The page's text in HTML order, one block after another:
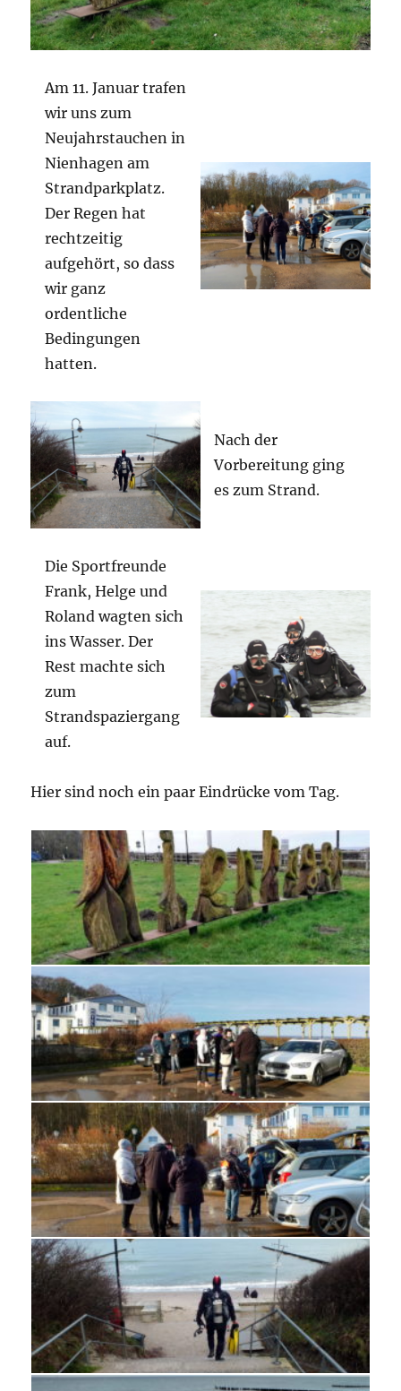
Am 11. Januar trafen
wir uns zum
Neujahrstauchen in
Nienhagen am
Strandparkplatz.
Der Regen hat
rechtzeitig
aufgehört, so dass
wir ganz
ordentliche
Bedingungen
hatten.
Nach der
Vorbereitung ging
es zum Strand.
Die Sportfreunde
Frank, Helge und
Roland wagten sich
ins Wasser. Der
Rest machte sich
zum
Strandspaziergang
auf.
Hier sind noch ein paar Eindrücke vom Tag.